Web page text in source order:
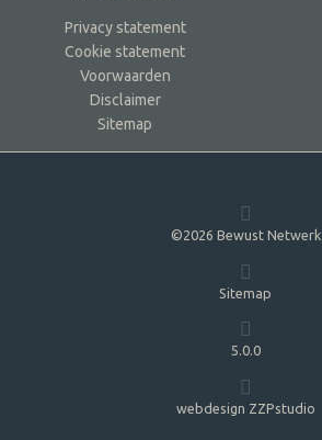
Privacy statement
Cookie statement
Voorwaarden
Disclaimer
Sitemap
©2026 Bewust Netwerk
Sitemap
5.0.0
webdesign ZZPstudio